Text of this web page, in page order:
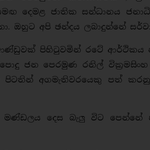
දෙමළ ජාතික සන්ධානය
ඔහුට අපි ඡන්දය ලබාදුන්නේ
පිහිටුවමින් රටේ ආර්ථිකය
පොදු ජන පෙරමුණ රනිල්
පිටතින් අගමැතිවරයෙකු පත්
මණ්ඩලය දෙස බැලු විට